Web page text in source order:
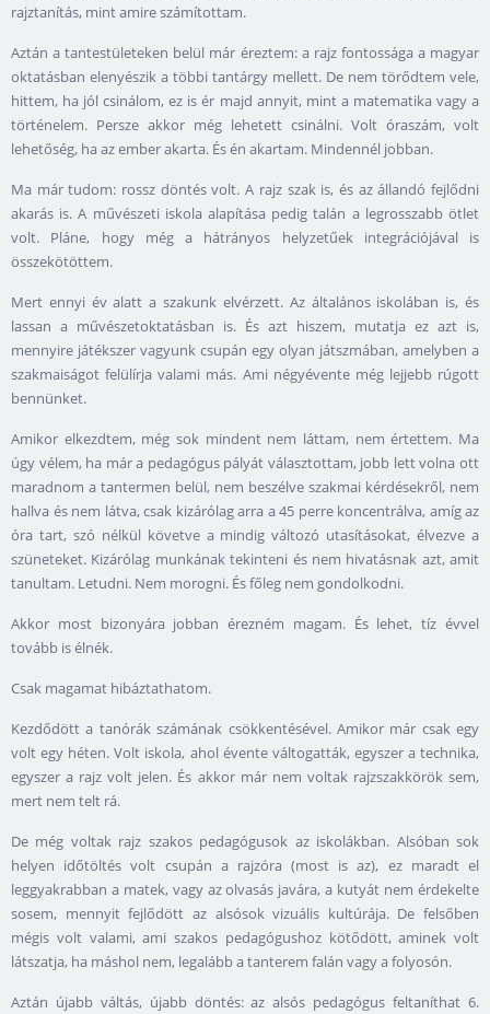
rajztanítás, mint amire számítottam.
Aztán a tantestületeken belül már éreztem: a rajz fontossága a magyar
oktatásban elenyészik a többi tantárgy mellett. De nem törődtem vele,
hittem, ha jól csinálom, ez is ér majd annyit, mint a matematika vagy a
történelem. Persze akkor még lehetett csinálni. Volt óraszám, volt
lehetőség, ha az ember akarta. És én akartam. Mindennél jobban.
Ma már tudom: rossz döntés volt. A rajz szak is, és az állandó fejlődni
akarás is. A művészeti iskola alapítása pedig talán a legrosszabb ötlet
volt. Pláne, hogy még a hátrányos helyzetűek integrációjával is
összekötöttem.
Mert ennyi év alatt a szakunk elvérzett. Az általános iskolában is, és
lassan a művészetoktatásban is. És azt hiszem, mutatja ez azt is,
mennyire játékszer vagyunk csupán egy olyan játszmában, amelyben a
szakmaiságot felülírja valami más. Ami négyévente még lejjebb rúgott
bennünket.
Amikor elkezdtem, még sok mindent nem láttam, nem értettem. Ma
úgy vélem, ha már a pedagógus pályát választottam, jobb lett volna ott
maradnom a tantermen belül, nem beszélve szakmai kérdésekről, nem
hallva és nem látva, csak kizárólag arra a 45 perre koncentrálva, amíg az
óra tart, szó nélkül követve a mindig változó utasításokat, élvezve a
szüneteket. Kizárólag munkának tekinteni és nem hivatásnak azt, amit
tanultam. Letudni. Nem morogni. És főleg nem gondolkodni.
Akkor most bizonyára jobban érezném magam. És lehet, tíz évvel
tovább is élnék.
Csak magamat hibáztathatom.
Kezdődött a tanórák számának csökkentésével. Amikor már csak egy
volt egy héten. Volt iskola, ahol évente váltogatták, egyszer a technika,
egyszer a rajz volt jelen. És akkor már nem voltak rajzszakkörök sem,
mert nem telt rá.
De még voltak rajz szakos pedagógusok az iskolákban. Alsóban sok
helyen időtöltés volt csupán a rajzóra (most is az), ez maradt el
leggyakrabban a matek, vagy az olvasás javára, a kutyát nem érdekelte
sosem, mennyit fejlődött az alsósok vizuális kultúrája. De felsőben
mégis volt valami, ami szakos pedagógushoz kötődött, aminek volt
látszatja, ha máshol nem, legalább a tanterem falán vagy a folyosón.
Aztán újabb váltás, újabb döntés: az alsós pedagógus feltaníthat 6.